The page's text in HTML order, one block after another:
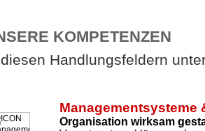
KOMPETENZEN
Handlungsfeldern
Managementsysteme
Organisation wirksam